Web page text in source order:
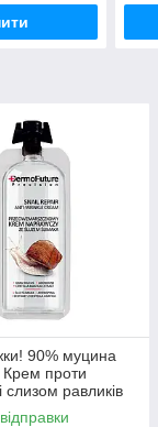
90% муцина
Крем проти
слизом равликів
12 мл.